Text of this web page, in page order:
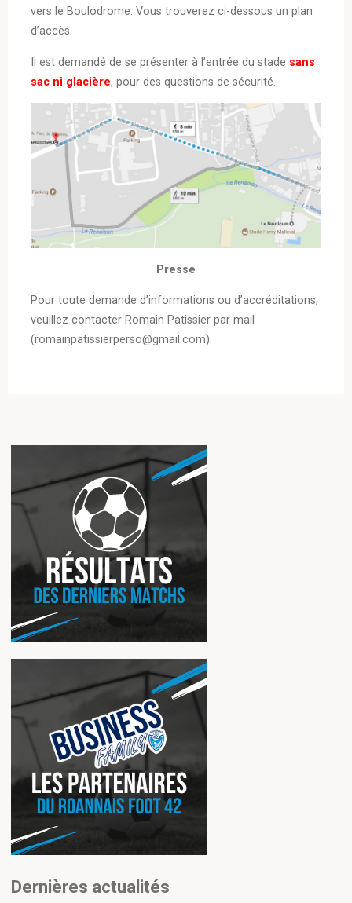
vers le Boulodrome. Vous trouverez ci-dessous un plan
d’accès.
Il est demandé de se présenter à l’entrée du stade sans
sac ni glacière, pour des questions de sécurité.
Presse
Pour toute demande d’informations ou d’accréditations,
veuillez contacter Romain Patissier par mail
(romainpatissierperso@gmail.com).
Dernières actualités